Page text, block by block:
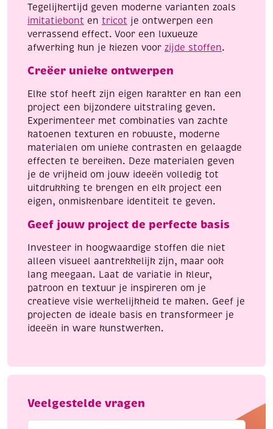
Tegelijkertijd geven moderne varianten zoals
imitatiebont en tricot je ontwerpen een
verrassend effect. Voor een luxueuze
afwerking kun je kiezen voor zijde stoffen.
Creëer unieke ontwerpen
Elke stof heeft zijn eigen karakter en kan een
project een bijzondere uitstraling geven.
Experimenteer met combinaties van zachte
katoenen texturen en robuuste, moderne
materialen om unieke contrasten en gelaagde
effecten te bereiken. Deze materialen geven
je de vrijheid om jouw ideeën volledig tot
uitdrukking te brengen en elk project een
eigen, onmiskenbare identiteit te geven.
Geef jouw project de perfecte basis
Investeer in hoogwaardige stoffen die niet
alleen visueel aantrekkelijk zijn, maar ook
lang meegaan. Laat de variatie in kleur,
patroon en textuur je inspireren om je
creatieve visie werkelijkheid te maken. Geef je
projecten de ideale basis en transformeer je
ideeën in ware kunstwerken.
Veelgestelde vragen